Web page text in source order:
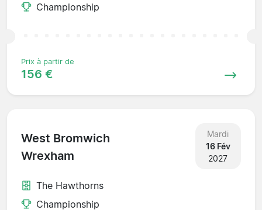
Championship
Prix à partir de
156 €
West Bromwich
Wrexham
Mardi
16 Fév
2027
The Hawthorns
Championship